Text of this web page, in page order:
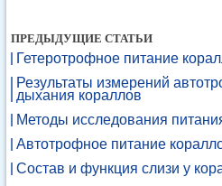
ПРЕДЫДУЩИЕ СТАТЬИ
Гетеротрофное питание
Результаты измерений
дыхания кораллов
Методы исследования
Автотрофное питание
Состав и функция слизи у